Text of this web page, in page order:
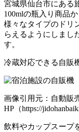
宮城県仙台市にある
100mlの瓶入り商品
様々なタイプのドリ
らえるようにしまし
す。
冷蔵対応できる自販
画像引用元：自動販
HP（https://
飲料やカップスープ